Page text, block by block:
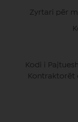
Zyrtari për
Kodi i
Kontraktorët